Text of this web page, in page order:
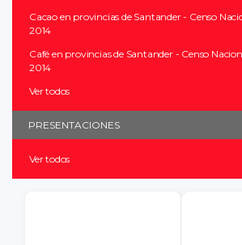
Cacao en provincias de Santander - Censo
2014
Café en provincias de Santander - Censo
2014
Ver todos
PRESENTACIONES
Ver todos